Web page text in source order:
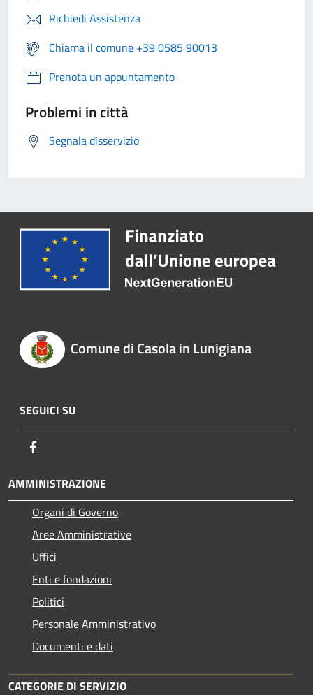
Richiedi Assistenza
Chiama il comune +39 0585 90013
Prenota un appuntamento
Problemi in città
Segnala disservizio
Comune di Casola in Lunigiana
SEGUICI SU
AMMINISTRAZIONE
Organi di Governo
Aree Amministrative
Uffici
Enti e fondazioni
Politici
Personale Amministrativo
Documenti e dati
CATEGORIE DI SERVIZIO